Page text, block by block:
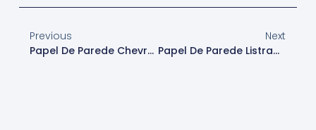
Previous
Papel De Parede Chevron Para Áreas Comerciais Barueri
Next
Papel De Parede Listrado Barueri